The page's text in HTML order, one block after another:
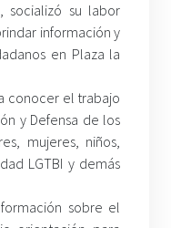
socializó su labor
información y
en Plaza la
conocer el trabajo
y Defensa de los
mujeres, niños,
LGTBI y demás
sobre el